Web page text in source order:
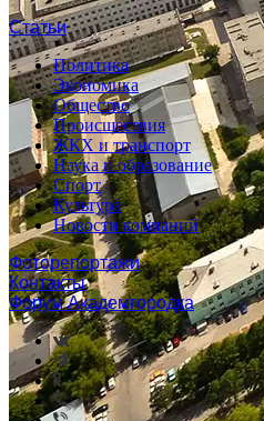
Статьи
Политика
Экономика
Общество
Происшествия
ЖКХ и транспорт
Наука и образование
Спорт
Культура
Новости компаний
Фоторепортажи
Контакты
Форум Академгородка